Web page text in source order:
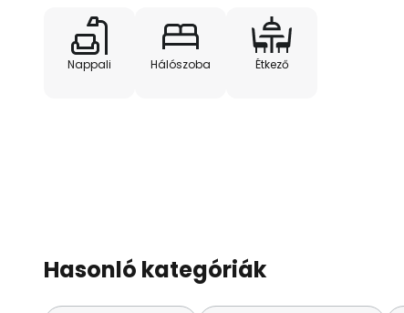
Nappali Hálószoba Étkező
Hasonló kategóriák